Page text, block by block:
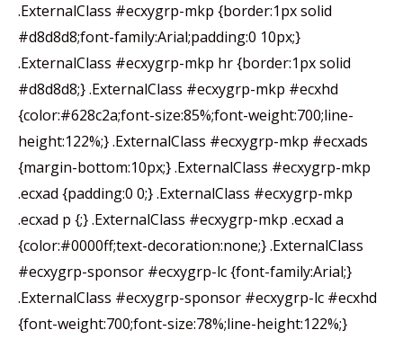
__,_._,___
.ExternalClass #ecxygrp-mkp {border:1px solid
#d8d8d8;font-family:Arial;padding:0 10px;}
.ExternalClass #ecxygrp-mkp hr {border:1px solid
#d8d8d8;} .ExternalClass #ecxygrp-mkp #ecxhd
{color:#628c2a;font-size:85%;font-weight:700;line-
height:122%;} .ExternalClass #ecxygrp-mkp #ecxads
{margin-bottom:10px;} .ExternalClass #ecxygrp-mkp
.ecxad {padding:0 0;} .ExternalClass #ecxygrp-mkp
.ecxad p {;} .ExternalClass #ecxygrp-mkp .ecxad a
{color:#0000ff;text-decoration:none;} .ExternalClass
#ecxygrp-sponsor #ecxygrp-lc {font-family:Arial;}
.ExternalClass #ecxygrp-sponsor #ecxygrp-lc #ecxhd
{font-weight:700;font-size:78%;line-height:122%;}